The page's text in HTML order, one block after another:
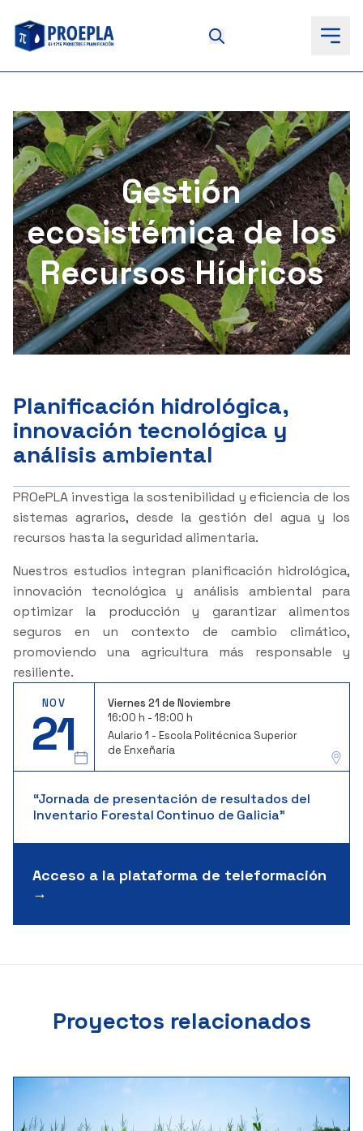
to
content
Gestión
ecosistémica de los
Recursos Hídricos
Planificación hidrológica,
innovación tecnológica y
análisis ambiental
PROePLA investiga la sostenibilidad y eficiencia de los
sistemas agrarios, desde la gestión del agua y los
recursos hasta la seguridad alimentaria.
Nuestros estudios integran planificación hidrológica,
innovación tecnológica y análisis ambiental para
optimizar la producción y garantizar alimentos
seguros en un contexto de cambio climático,
promoviendo una agricultura más responsable y
resiliente.
NOV
21
Viernes 21 de Noviembre
16:00 h - 18:00 h
Aulario 1 - Escola Politécnica Superior
de Enxeñaría
“Jornada de presentación de resultados del
Inventario Forestal Continuo de Galicia”
Acceso a la plataforma de teleformación
→
Proyectos relacionados